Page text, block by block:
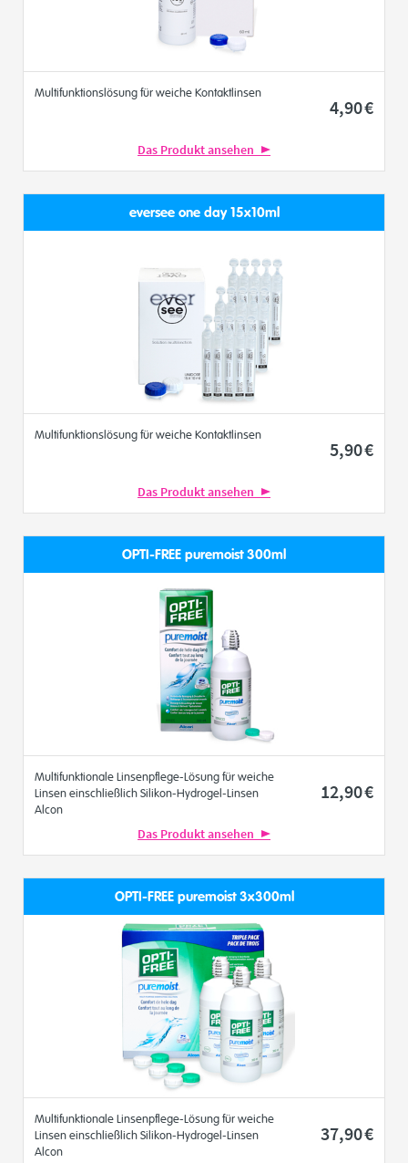
Multifunktionslösung für weiche Kontaktlinsen
4,90€
Das Produkt ansehen
eversee one day 15x10ml
Multifunktionslösung für weiche Kontaktlinsen
5,90€
Das Produkt ansehen
OPTI-FREE puremoist 300ml
Multifunktionale Linsenpflege-Lösung für weiche
Linsen einschließlich Silikon-Hydrogel-Linsen
Alcon
12,90€
Das Produkt ansehen
OPTI-FREE puremoist 3x300ml
Multifunktionale Linsenpflege-Lösung für weiche
Linsen einschließlich Silikon-Hydrogel-Linsen
Alcon
37,90€